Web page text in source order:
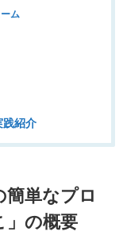
ム
践紹介
簡単なプロ
」の概要